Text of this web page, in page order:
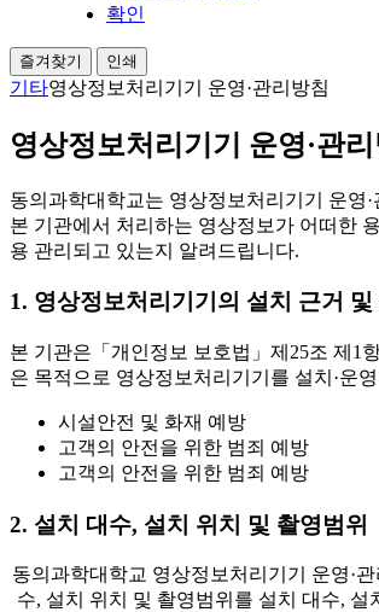
확인
즐겨찾기 인쇄
기타영상정보처리기기 운영·관리방침
영상정보처리기기 운영·관리
동의과학대학교는 영상정보처리기기 운영·
본 기관에서 처리하는 영상정보가 어떠한
용 관리되고 있는지 알려드립니다.
1. 영상정보처리기기의 설치 근거 및
본 기관은「개인정보 보호법」제25조 제1
은 목적으로 영상정보처리기기를 설치·운
시설안전 및 화재 예방
고객의 안전을 위한 범죄 예방
고객의 안전을 위한 범죄 예방
2. 설치 대수, 설치 위치 및 촬영범위
동의과학대학교 영상정보처리기기 운영·
수, 설치 위치 및 촬영범위를 설치 대수, 설